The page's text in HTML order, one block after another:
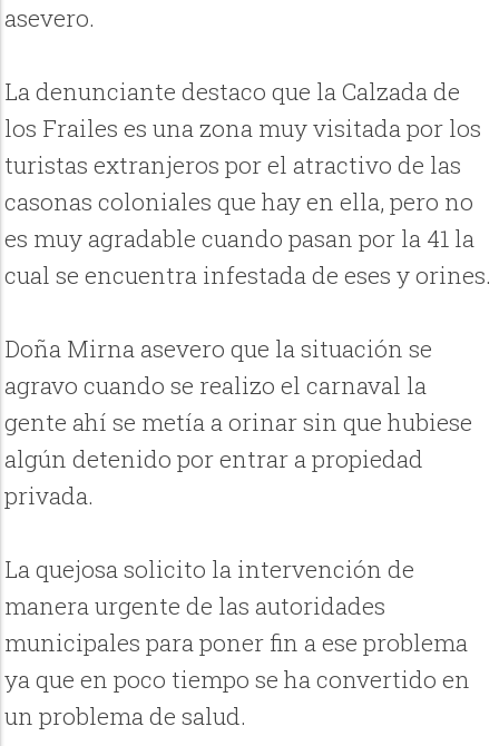
asevero.
La denunciante destaco que la Calzada de
los Frailes es una zona muy visitada por los
turistas extranjeros por el atractivo de las
casonas coloniales que hay en ella, pero no
es muy agradable cuando pasan por la 41 la
cual se encuentra infestada de eses y orines.
Doña Mirna asevero que la situación se
agravo cuando se realizo el carnaval la
gente ahí se metía a orinar sin que hubiese
algún detenido por entrar a propiedad
privada.
La quejosa solicito la intervención de
manera urgente de las autoridades
municipales para poner fin a ese problema
ya que en poco tiempo se ha convertido en
un problema de salud.